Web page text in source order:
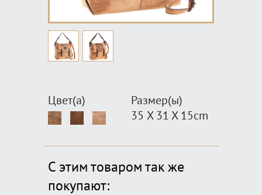
Цвет(а)
Размер(ы)
35 X 31 X 15cm
С этим товаром так же
покупают: